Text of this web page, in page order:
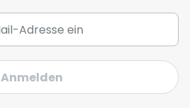
Anmelden